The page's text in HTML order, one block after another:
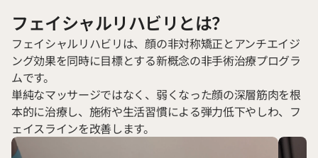
フェイシャルリハビリとは？
フェイシャルリハビリは、顔の非対称矯正とアンチエイジ
ング効果を同時に目標とする新概念の非手術治療プログラ
ムです。
単純なマッサージではなく、弱くなった顔の深層筋肉を根
本的に治療し、施術や生活習慣による弾力低下やしわ、フ
ェイスラインを改善します。